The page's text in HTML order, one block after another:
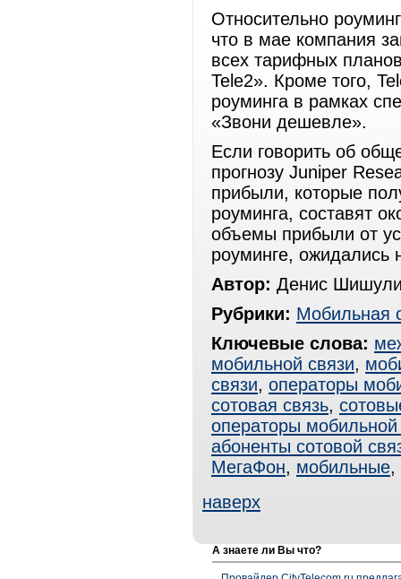
Относительно
что в мае компания
всех тарифных
Tele2». Кроме того,
роуминга в рамках
«Звони дешевле».
Если говорить об
прогнозу Juniper
прибыли, которые
роуминга, составят
объемы прибыли от
роуминге, ожидались
Автор: Денис
Рубрики: Мобильная
Ключевые слова:
мобильной связи,
связи, операторы
сотовая связь,
операторы мобильной
абоненты сотовой
МегаФон, мобильные,
наверх
А знаете ли Вы что?